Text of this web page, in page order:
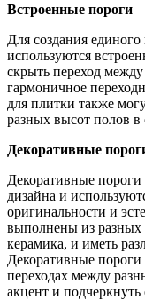
Встроенные пороги
Для создания
используются
скрыть переход
гармоничное
для плитки также
разных высот полов
Декоративные
Декоративные
дизайна и
оригинальности и
выполнены из разных
керамика, и иметь
Декоративные пороги
переходах между
акцент и подчеркнуть